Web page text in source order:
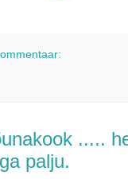
.....
palju.